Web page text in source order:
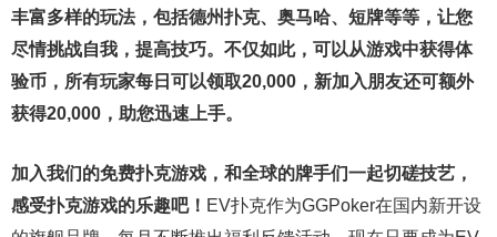
丰富多样的玩法，包括德州扑克、奥马哈、短牌等等，让您
尽情挑战自我，提高技巧。不仅如此， 可以从游戏中获得体
验币，所有玩家每日可以领取20,000，新加入朋友还可额外
获得20,000，助您迅速上手。
加入我们的免费扑克游戏，和全球的牌手们一起切磋技艺，
感受扑克游戏的乐趣吧！ EV扑克作为GGPoker在国内新开设